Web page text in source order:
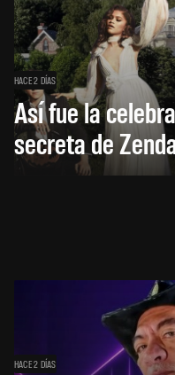
HACE 2 DÍAS
Así fue la
secreta de
HACE 2 DÍAS